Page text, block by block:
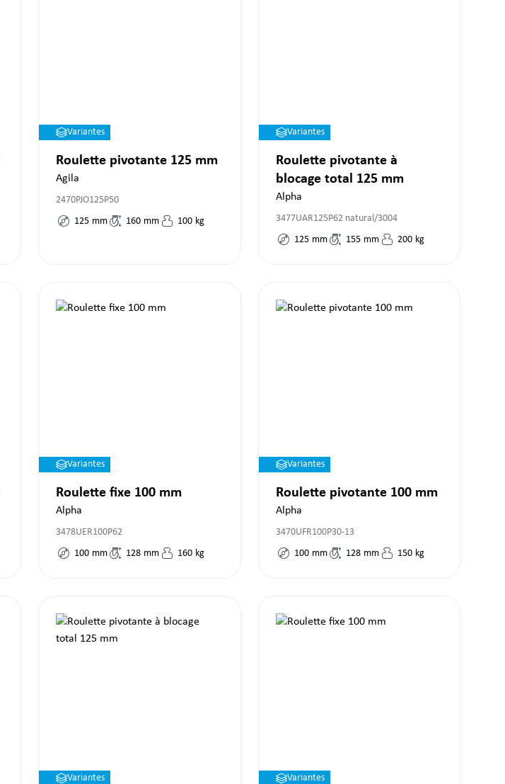
Variantes
Roulette pivotante 125 mm
Agila
2470PJO125P50
125 mm 160 mm 100 kg
Variantes
Roulette pivotante à
blocage total 125 mm
Alpha
3477UAR125P62 natural/3004
125 mm 155 mm 200 kg
Variantes
Roulette fixe 100 mm
Alpha
3478UER100P62
100 mm 128 mm 160 kg
Variantes
Roulette pivotante 100 mm
Alpha
3470UFR100P30-13
100 mm 128 mm 150 kg
Variantes Variantes